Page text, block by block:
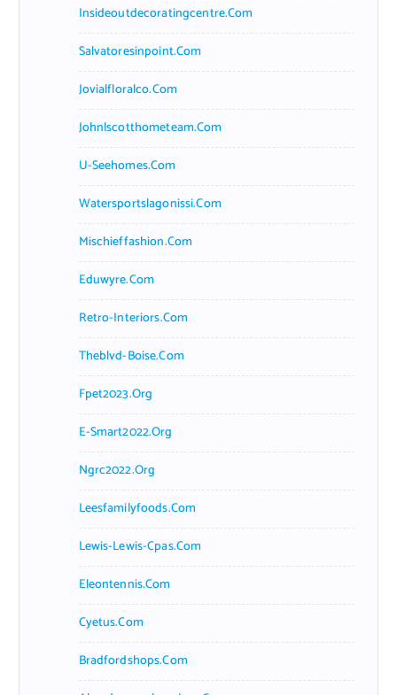
Insideoutdecoratingcentre.com
Salvatoresinpoint.com
Jovialfloralco.com
Johnlscotthometeam.com
U-Seehomes.com
Watersportslagonissi.com
Mischieffashion.com
Eduwyre.com
Retro-Interiors.com
Theblvd-Boise.com
Fpet2023.org
E-Smart2022.org
Ngrc2022.org
Leesfamilyfoods.com
Lewis-Lewis-Cpas.com
Eleontennis.com
Cyetus.com
Bradfordshops.com